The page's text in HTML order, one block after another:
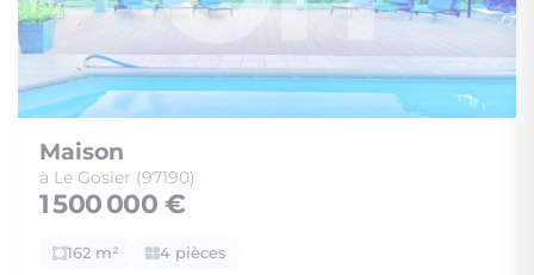
Maison
à Le Gosier (97190)
1 500 000 €
162 m² 4 pièces